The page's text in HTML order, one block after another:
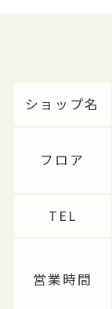
ショップ名
フロア
TEL
営業時間